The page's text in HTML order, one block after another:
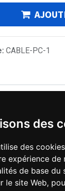
des
des
expérience de
de base du
le site Web,
CABLE-PC-1